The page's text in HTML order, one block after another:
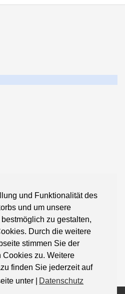
und Funktionalität des
und um unsere
zu gestalten,
Durch die weitere
stimmen Sie der
Cookies zu. Weitere
finden Sie jederzeit auf
unter |
Datenschutz